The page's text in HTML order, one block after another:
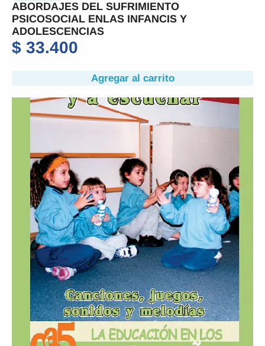
ABORDAJES DEL SUFRIMIENTO
PSICOSOCIAL ENLAS INFANCIS Y
ADOLESCENCIAS
$ 33.400
Agregar al carrito